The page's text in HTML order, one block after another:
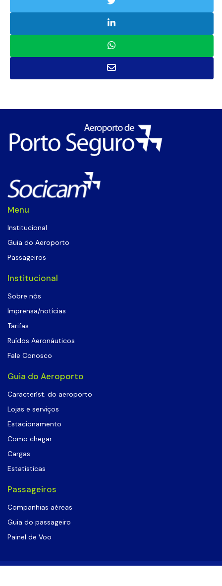
Menu
Institucional
Guia do Aeroporto
Passageiros
Institucional
Sobre nós
Imprensa/notícias
Tarifas
Ruídos Aeronáuticos
Fale Conosco
Guia do Aeroporto
Característ. do aeroporto
Lojas e serviços
Estacionamento
Como chegar
Cargas
Estatísticas
Passageiros
Companhias aéreas
Guia do passageiro
Painel de Voo